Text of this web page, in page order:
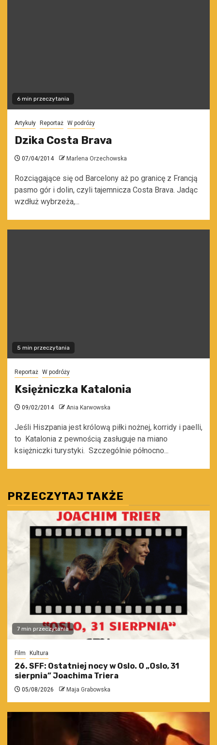
6 min przeczytania
Artykuły Reportaż W podróży
Dzika Costa Brava
07/04/2014 Marlena Orzechowska
Rozciągające się od Barcelony aż po granicę z Francją
pasmo gór i dolin, czyli tajemnicza Costa Brava. Jadąc
wzdłuż wybrzeża,...
5 min przeczytania
Reportaż W podróży
Księżniczka Katalonia
09/02/2014 Ania Karwowska
Jeśli Hiszpania jest królową piłki nożnej, korridy i paelli,
to Katalonia z pewnością zasługuje na miano
księżniczki turystyki. Szczególnie północno...
PRZECZYTAJ TAKŻE
7 min przeczytania
Film Kultura
26. SFF: Ostatniej nocy w Oslo. O „Oslo, 31
sierpnia” Joachima Triera
05/08/2026 Maja Grabowska